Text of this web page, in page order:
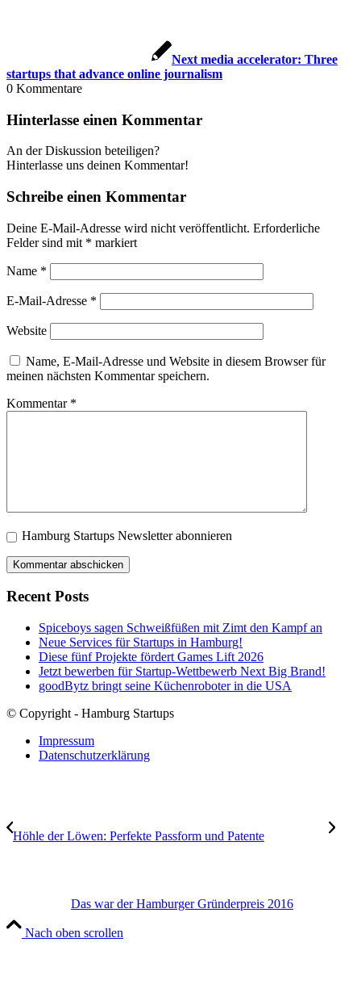
Next media accelerator: Three
startups that advance online journalism
0 Kommentare
Hinterlasse einen Kommentar
An der Diskussion beteiligen?
Hinterlasse uns deinen Kommentar!
Schreibe einen Kommentar
Deine E-Mail-Adresse wird nicht veröffentlicht. Erforderliche
Felder sind mit * markiert
Name *
E-Mail-Adresse *
Website
Name, E-Mail-Adresse und Website in diesem Browser für
meinen nächsten Kommentar speichern.
Kommentar *
Hamburg Startups Newsletter abonnieren
Recent Posts
Spiceboys sagen Schweißfüßen mit Zimt den Kampf an
Neue Services für Startups in Hamburg!
Diese fünf Projekte fördert Games Lift 2026
Jetzt bewerben für Startup-Wettbewerb Next Big Brand!
goodBytz bringt seine Küchenroboter in die USA
© Copyright - Hamburg Startups
Impressum
Datenschutzerklärung
Höhle der Löwen: Perfekte Passform und Patente
Das war der Hamburger Gründerpreis 2016
Nach oben scrollen